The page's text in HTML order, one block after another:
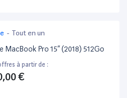
- Tout en un
MacBook Pro 15” (2018) 512Go
à partir de :
€